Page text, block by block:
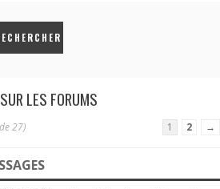
LES FORUMS
27) 1 2 →